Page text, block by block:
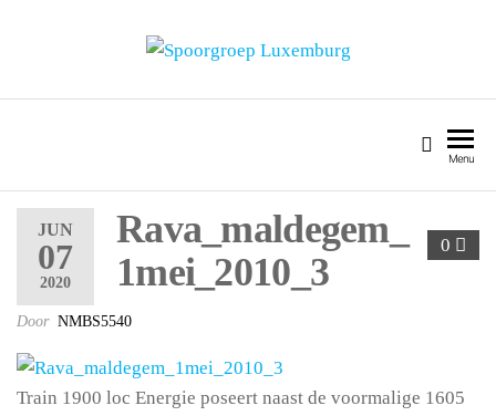
Menu
JUN
07
2020
0
Rava_maldegem_
1mei_2010_3
Door NMBS5540
Train 1900 loc Energie poseert naast de voormalige 1605